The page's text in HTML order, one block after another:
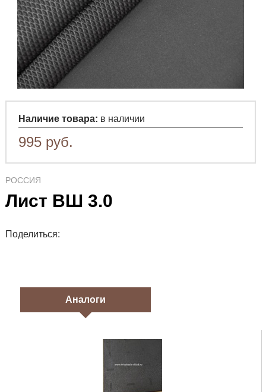
РОССИЯ
Лист ВШ 3.0
Поделиться:
Наличие товара: в наличии
995 руб.
Аналоги